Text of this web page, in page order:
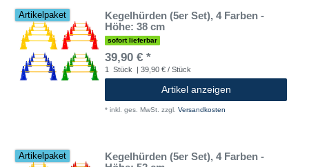
Artikelpaket
Kegelhürden (5er Set), 4 Farben -
Höhe: 38 cm
sofort lieferbar
39,90 € *
1 Stück | 39,90 € / Stück
Artikel anzeigen
* inkl. ges. MwSt. zzgl. Versandkosten
Artikelpaket
Kegelhürden (5er Set), 4 Farben -